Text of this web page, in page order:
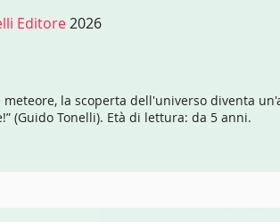
Editore2026
la scoperta dell'universo diventa
(Guido Tonelli). Età di lettura: da 5 anni.